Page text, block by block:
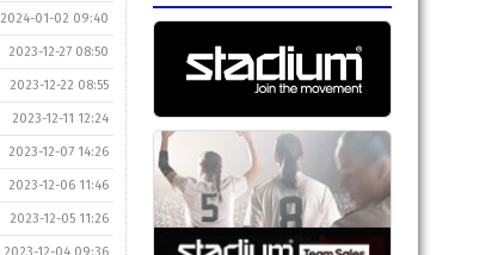
2024-01-02 09:40
2023-12-27 08:50
2023-12-22 08:55
2023-12-11 12:24
2023-12-07 14:26
2023-12-06 11:46
2023-12-05 11:26